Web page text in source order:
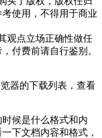
使用，不得用于商业
观点立场正确性做任
付费前请自行鉴别。
器的下载列表，查看
候是什么格式和内
下文档内容和格式，